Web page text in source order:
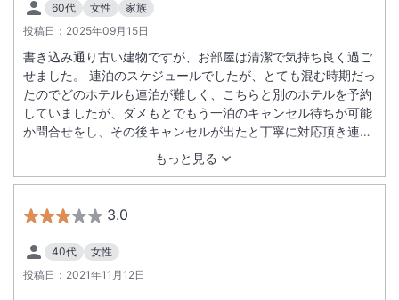
60代 女性
家族
投稿日： 2025年09月15日
もっと見る
書き込み通り古い建物ですが、お部屋は清潔で気持ち良く過ご
せました。 連泊のスケジュールでしたが、とても混む時期だっ
たのでどのホテルも連泊が難しく、こちらと別のホテルを予約
していましたが、ダメもとでもう一泊のキャンセル待ちが可能
か問合せをし、その後キャンセルが出たと丁寧に対応頂き連泊
することができました。とても有り難かったです。 朝食付きで
したが、連泊で同じ物にならないようにという配慮も嬉しかっ
たです。とても美味しくいただきました。 マニュアル通りの機
械的な対応ではなく、温かさを感じました。 ありがとうござい
ました。
3.0
40代
女性
投稿日： 2021年11月12日